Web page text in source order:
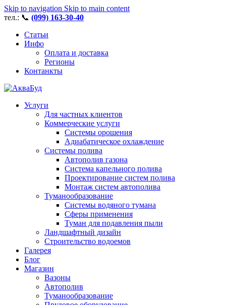
Skip to navigation Skip to main content
тел.: 📞 (099) 163-30-40
Статьи
Инфо
Оплата и доставка
Регионы
Контанкты
Услуги
Для частных клиентов
Коммерческие услуги
Системы орошения
Адиабатическое охлаждение
Системы полива
Автополив газона
Система капельного полива
Проектирование систем полива
Монтаж систем автополива
Туманообразование
Системы водяного тумана
Сферы применения
Туман для подавления пыли
Ландшафтный дизайн
Строительство водоемов
Галерея
Блог
Магазин
Вазоны
Автополив
Туманообразование